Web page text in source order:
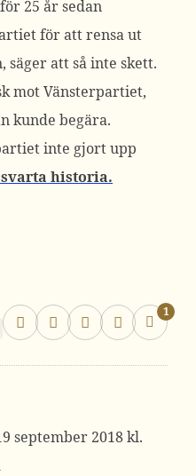
25 år sedan
för att rensa ut
säger att så inte skett.
mot Vänsterpartiet,
kunde begära.
inte gjort upp
historia.
1
september 2018 kl.